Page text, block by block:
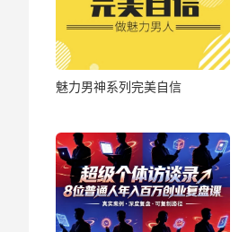
魅力男神系列完美自信